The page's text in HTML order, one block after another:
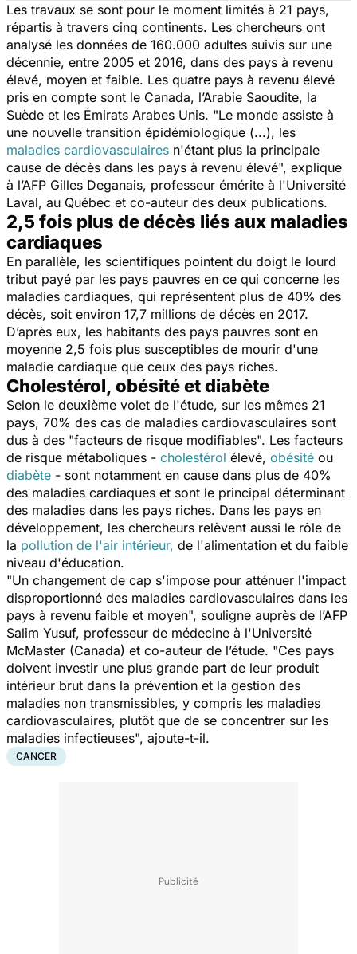
Les travaux se sont pour le moment limités à 21 pays,
répartis à travers cinq continents. Les chercheurs ont
analysé les données de 160.000 adultes suivis sur une
décennie, entre 2005 et 2016, dans des pays à revenu
élevé, moyen et faible. Les quatre pays à revenu élevé
pris en compte sont le Canada, l’Arabie Saoudite, la
Suède et les Émirats Arabes Unis. "Le monde assiste à
une nouvelle transition épidémiologique (...), les
maladies cardiovasculaires n'étant plus la principale
cause de décès dans les pays à revenu élevé", explique
à l’AFP Gilles Deganais, professeur émérite à l'Université
Laval, au Québec et co-auteur des deux publications.
2,5 fois plus de décès liés aux maladies
cardiaques
En parallèle, les scientifiques pointent du doigt le lourd
tribut payé par les pays pauvres en ce qui concerne les
maladies cardiaques, qui représentent plus de 40% des
décès, soit environ 17,7 millions de décès en 2017.
D’après eux, les habitants des pays pauvres sont en
moyenne 2,5 fois plus susceptibles de mourir d'une
maladie cardiaque que ceux des pays riches.
Cholestérol, obésité et diabète
Selon le deuxième volet de l'étude, sur les mêmes 21
pays, 70% des cas de maladies cardiovasculaires sont
dus à des "facteurs de risque modifiables". Les facteurs
de risque métaboliques - cholestérol élevé, obésité ou
diabète - sont notamment en cause dans plus de 40%
des maladies cardiaques et sont le principal déterminant
des maladies dans les pays riches. Dans les pays en
développement, les chercheurs relèvent aussi le rôle de
la pollution de l'air intérieur, de l'alimentation et du faible
niveau d'éducation.
"Un changement de cap s'impose pour atténuer l'impact
disproportionné des maladies cardiovasculaires dans les
pays à revenu faible et moyen", souligne auprès de l’AFP
Salim Yusuf, professeur de médecine à l'Université
McMaster (Canada) et co-auteur de l’étude. "Ces pays
doivent investir une plus grande part de leur produit
intérieur brut dans la prévention et la gestion des
maladies non transmissibles, y compris les maladies
cardiovasculaires, plutôt que de se concentrer sur les
maladies infectieuses", ajoute-t-il.
CANCER